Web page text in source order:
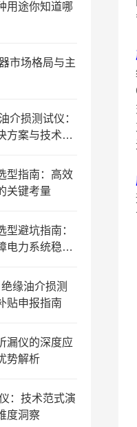
用途你知道哪
市场格局与主
介损测试仪：
方案与技术演
型指南：高效
关键考量
型避坑指南：
电力系统稳定
缘油介损测
贴申报指南
漏仪的深度应
势解析
：技术范式演
度洞察